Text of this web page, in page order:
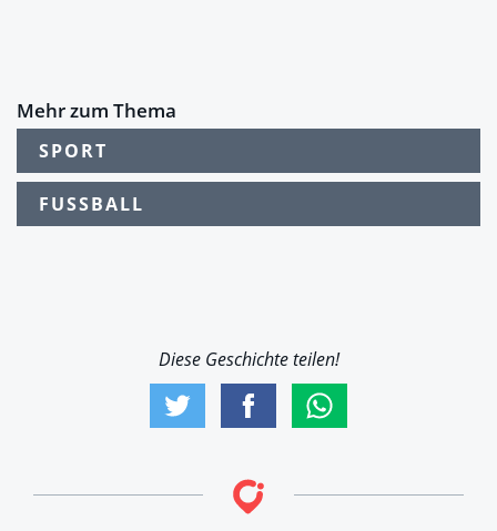
Mehr zum Thema
SPORT
FUSSBALL
Diese Geschichte teilen!